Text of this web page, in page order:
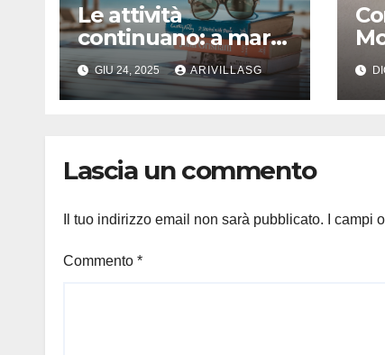
Le attività
continuano: a mare
!!!GIU 24, 2025 ARIVILLASG
Lascia un commento
Il tuo indirizzo email non sarà pubblicato. I campi
Commento *